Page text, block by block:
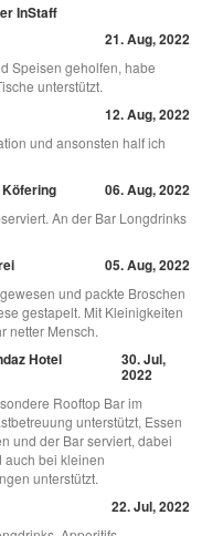
InStaff
21. Aug, 2022
Speisen geholfen, habe
unterstützt.
12. Aug, 2022
und ansonsten half ich
06. Aug, 2022
An der Bar Longdrinks
05. Aug, 2022
und packte Broschen
gestapelt. Mit Kleinigkeiten
netter Mensch.
Hotel 30. Jul,
2022
Rooftop Bar im
unterstützt, Essen
und der Bar serviert, dabei
auch bei kleinen
unterstützt.
22. Jul, 2022